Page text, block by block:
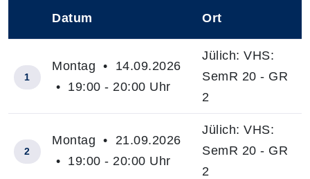
Datum Ort
1
Montag • 14.09.2026
• 19:00 - 20:00 Uhr
Jülich: VHS:
SemR 20 - GR
2
2
Montag • 21.09.2026
• 19:00 - 20:00 Uhr
Jülich: VHS:
SemR 20 - GR
2